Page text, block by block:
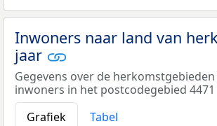
Inwoners naar land van
jaar
Gegevens over de
inwoners in het postcodegebied 4471
Grafiek
Tabel